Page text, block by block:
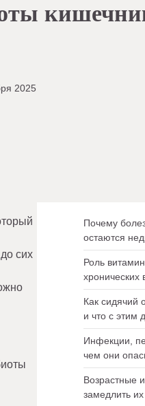
2025
сих
Почему
остаются
Роль
хронических
Как сидячий
и что с этим
Инфекции,
чем они
Возрастные
замедлить